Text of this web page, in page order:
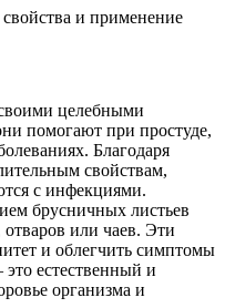
и применение
целебными
помогают при простуде,
Благодаря
свойствам,
с инфекциями.
брусничных листьев
или чаев. Эти
и облегчить симптомы
естественный и
организма и